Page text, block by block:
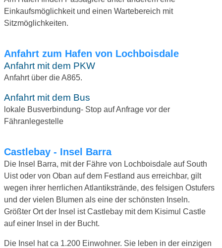
Einkaufsmöglichkeit und einen Wartebereich mit
Sitzmöglichkeiten.
Anfahrt zum Hafen von Lochboisdale
Anfahrt mit dem PKW
Anfahrt über die A865.
Anfahrt mit dem Bus
lokale Busverbindung- Stop auf Anfrage vor der
Fähranlegestelle
Castlebay - Insel Barra
Die Insel Barra, mit der Fähre von Lochboisdale auf South
Uist oder von Oban auf dem Festland aus erreichbar, gilt
wegen ihrer herrlichen Atlantikstrände, des felsigen Ostufers
und der vielen Blumen als eine der schönsten Inseln.
Größter Ort der Insel ist Castlebay mit dem Kisimul Castle
auf einer Insel in der Bucht.
Die Insel hat ca 1.200 Einwohner. Sie leben in der einzigen